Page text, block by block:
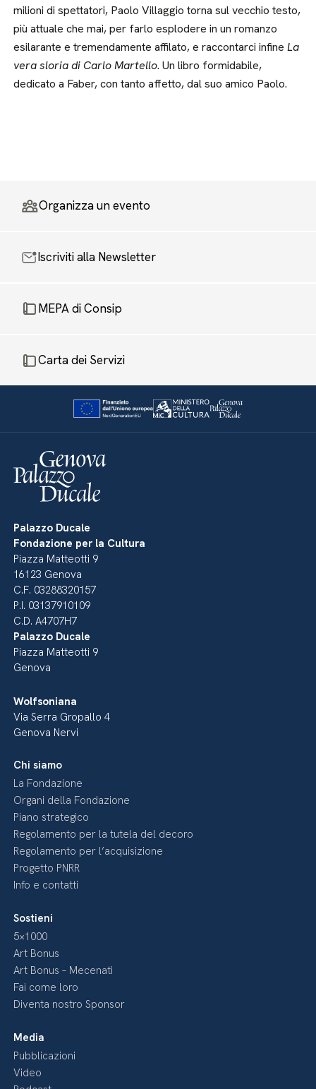
milioni di spettatori, Paolo Villaggio torna sul vecchio testo,
più attuale che mai, per farlo esplodere in un romanzo
esilarante e tremendamente affilato, e raccontarci infineLa
vera sloria di Carlo Martello. Un libro formidabile,
dedicato a Faber, con tanto affetto, dal suo amico Paolo.
Organizza un evento
Iscriviti alla Newsletter
MEPA di Consip
Carta dei Servizi
Palazzo Ducale
Fondazione per la Cultura
Piazza Matteotti 9
16123 Genova
C.F. 03288320157
P.I. 03137910109
C.D. A4707H7
Palazzo Ducale
Piazza Matteotti 9
Genova
Wolfsoniana
Via Serra Gropallo 4
Genova Nervi
Chi siamo
La Fondazione
Organi della Fondazione
Piano strategico
Regolamento per la tutela del decoro
Regolamento per l’acquisizione
Progetto PNRR
Info e contatti
Sostieni
5×1000
Art Bonus
Art Bonus – Mecenati
Fai come loro
Diventa nostro Sponsor
Media
Pubblicazioni
Video